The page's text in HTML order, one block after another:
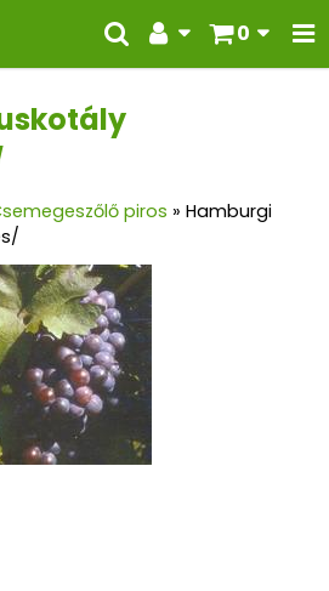
0
piros » Hamburgi